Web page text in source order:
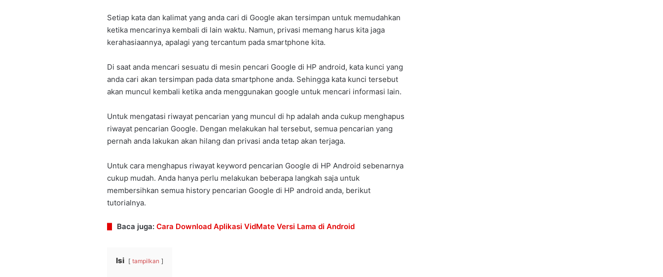
Setiap kata dan kalimat yang anda cari di Google akan tersimpan untuk memudahkan
ketika mencarinya kembali di lain waktu. Namun, privasi memang harus kita jaga
kerahasiaannya, apalagi yang tercantum pada smartphone kita.
Di saat anda mencari sesuatu di mesin pencari Google di HP android, kata kunci yang
anda cari akan tersimpan pada data smartphone anda. Sehingga kata kunci tersebut
akan muncul kembali ketika anda menggunakan google untuk mencari informasi lain.
Untuk mengatasi riwayat pencarian yang muncul di hp adalah anda cukup menghapus
riwayat pencarian Google. Dengan melakukan hal tersebut, semua pencarian yang
pernah anda lakukan akan hilang dan privasi anda tetap akan terjaga.
Untuk cara menghapus riwayat keyword pencarian Google di HP Android sebenarnya
cukup mudah. Anda hanya perlu melakukan beberapa langkah saja untuk
membersihkan semua history pencarian Google di HP android anda, berikut
tutorialnya.
Baca juga: Cara Download Aplikasi VidMate Versi Lama di Android
Isi tampilkan